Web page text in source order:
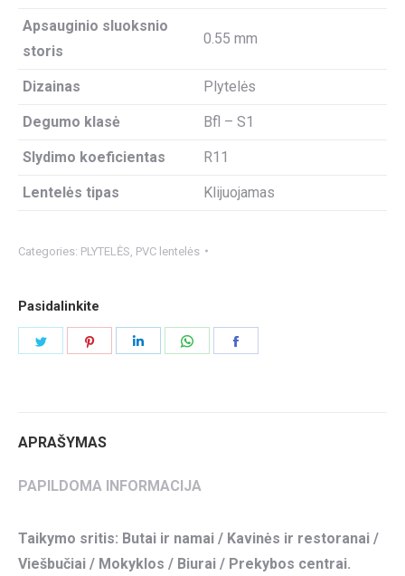
Apsauginio sluoksnio
storis
0.55 mm
Dizainas Plytelės
Degumo klasė Bfl – S1
Slydimo koeficientas R11
Lentelės tipas Klijuojamas
Categories: PLYTELĖS PVC lentelės
Pasidalinkite
APRAŠYMAS
PAPILDOMA INFORMACIJA
Taikymo sritis: Butai ir namai / Kavinės ir restoranai /
Viešbučiai / Mokyklos / Biurai / Prekybos centrai.